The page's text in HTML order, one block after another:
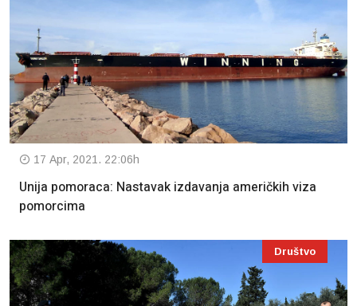
17 Apr, 2021. 22:06h
Unija pomoraca: Nastavak izdavanja američkih viza
pomorcima
Društvo